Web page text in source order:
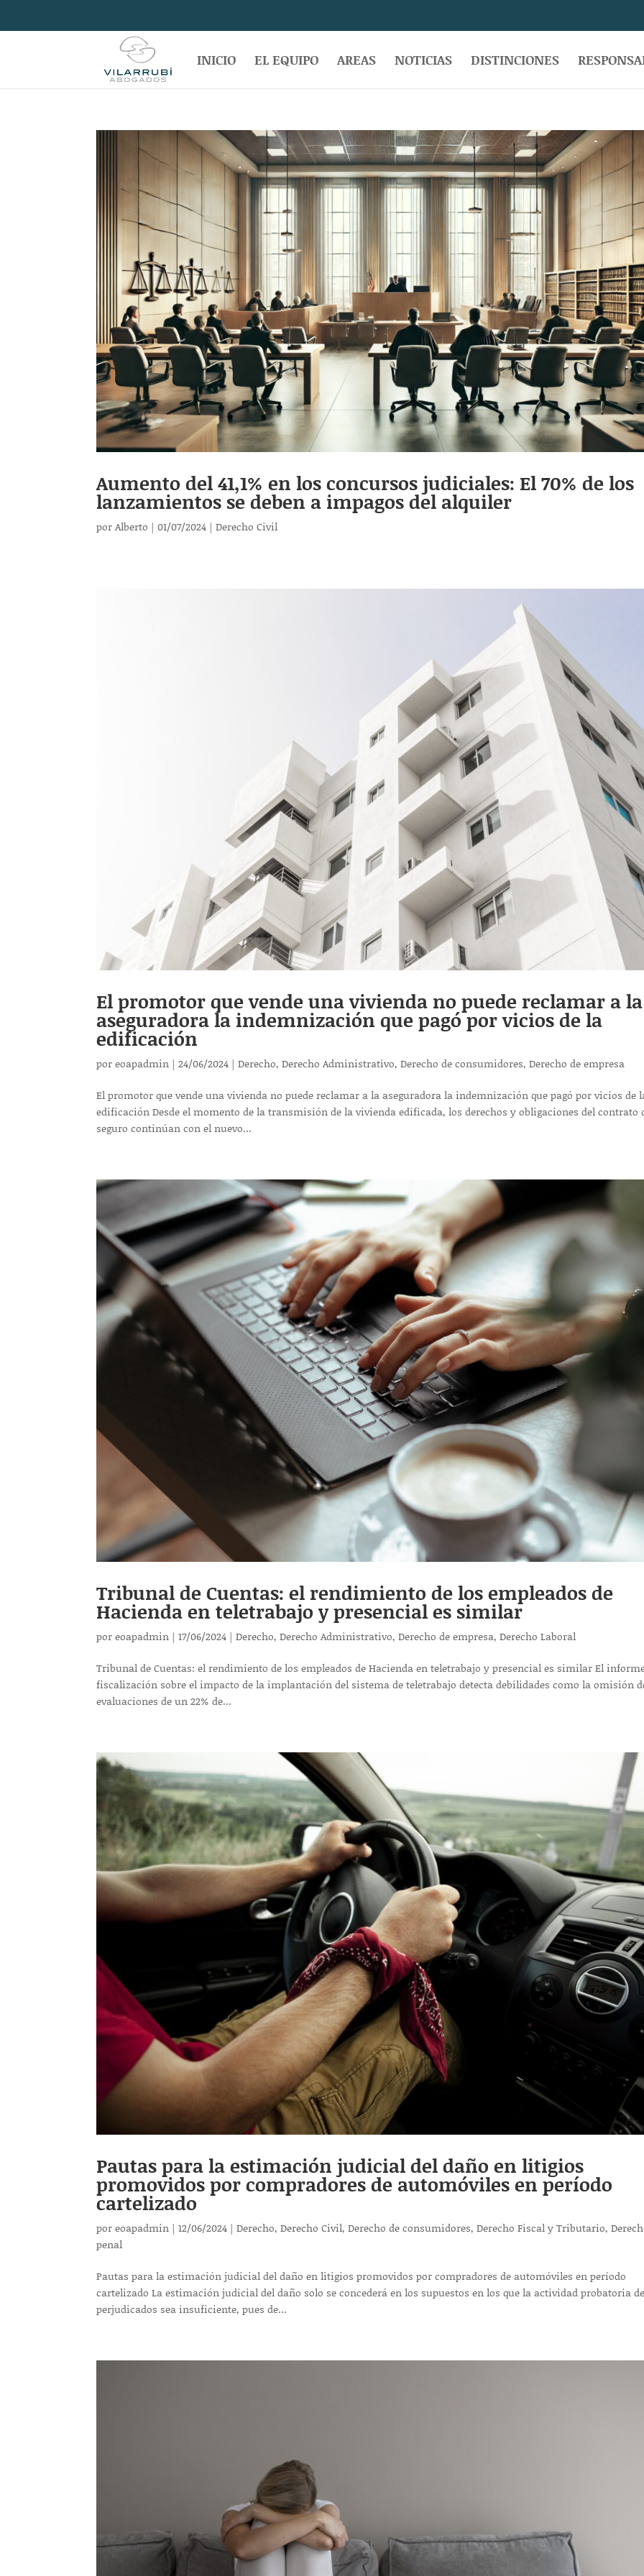
INICIO EL EQUIPO AREAS NOTICIAS DISTINCIONES
Aumento del 41,1% en los concursos judiciales: El 70% de los
lanzamientos se deben a impagos del alquiler
porAlberto |01/07/2024 |Derecho Civil
El promotor que vende una vivienda no puede reclamar a la
aseguradora la indemnización que pagó por vicios de la
edificación
poreoapadmin |24/06/2024 |Derecho,Derecho Administrativo,Derecho de consumidores,Derecho de empresa
El promotor que vende una vivienda no puede reclamar a la aseguradora la indemnización que pagó por vicios de
edificación Desde el momento de la transmisión de la vivienda edificada, los derechos y obligaciones del contrato
seguro continúan con el nuevo...
Tribunal de Cuentas: el rendimiento de los empleados de
Hacienda en teletrabajo y presencial es similar
poreoapadmin |17/06/2024 |Derecho,Derecho Administrativo,Derecho de empresa,Derecho Laboral
Tribunal de Cuentas: el rendimiento de los empleados de Hacienda en teletrabajo y presencial es similar El
fiscalización sobre el impacto de la implantación del sistema de teletrabajo detecta debilidades como la omisión
evaluaciones de un 22% de...
Pautas para la estimación judicial del daño en litigios
promovidos por compradores de automóviles en período
cartelizado
poreoapadmin |12/06/2024 |Derecho,Derecho Civil,Derecho de consumidores,Derecho Fiscal y Tributario,
penal
Pautas para la estimación judicial del daño en litigios promovidos por compradores de automóviles en período
cartelizado La estimación judicial del daño solo se concederá en los supuestos en los que la actividad probatoria
perjudicados sea insuficiente, pues de...